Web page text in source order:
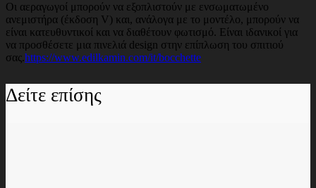
Οι αεραγωγοί μπορούν να εξοπλιστούν με ενσωματωμένο
ανεμιστήρα (έκδοση V) και, ανάλογα με το μοντέλο, μπορούν να
είναι κατευθυντικοί και να διαθέτουν φωτισμό. Είναι ιδανικοί για
να προσθέσετε μια πινελιά design στην επίπλωση του σπιτιού
σας.https://www.edilkamin.com/it/bocchette
Δείτε επίσης